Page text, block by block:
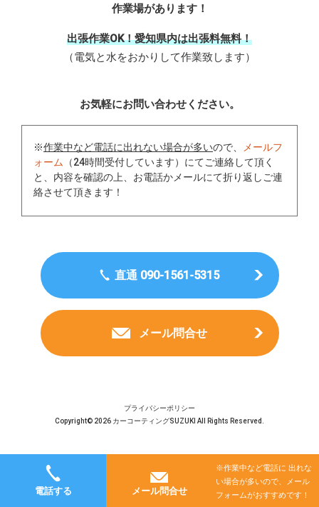
電話する メール問合せ
※作業中など電話に 出れな
い場合が多いので、メール
フォームがおすすめです！
作業場があります！
出張作業OK！愛知県内は出張料無料！
（電気と水をおかりして作業致します）
お気軽にお問い合わせください。
※作業中など電話に出れない場合が多いので、
メールフ
ォーム
（24時間受付しています）にてご連絡して頂く
と、内容を確認の上、お電話かメールにて折り返しご連
絡させて頂きます！
直通 090-1561-5315
メール問合せ
プライバシーポリシー
Copyright© 2026 カーコーティングSUZUKI All Rights Reserved.